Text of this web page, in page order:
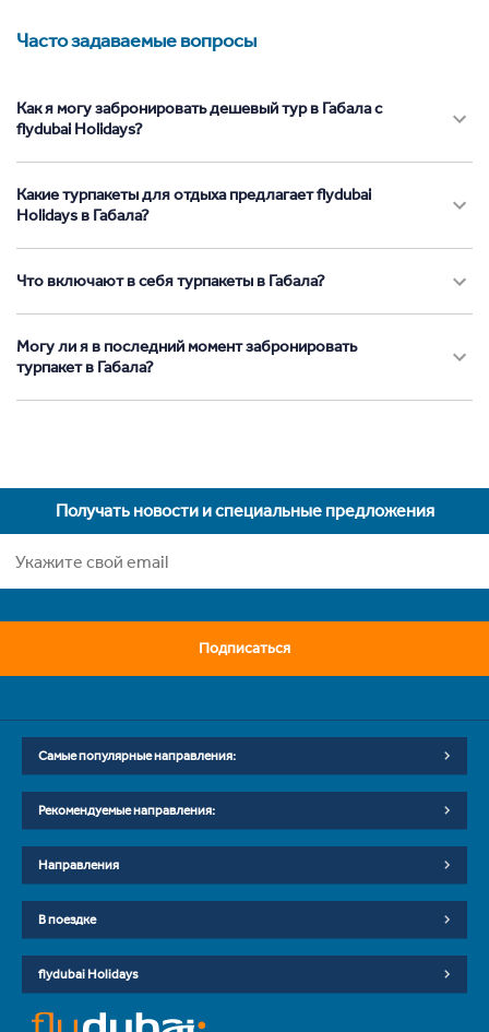
Часто задаваемые вопросы
Как я могу забронировать дешевый тур в Габала с
flydubai Holidays?
Какие турпакеты для отдыха предлагает flydubai
Holidays в Габала?
Что включают в себя турпакеты в Габала?
Могу ли я в последний момент забронировать
турпакет в Габала?
Получать новости и специальные предложения
Подписаться
Самые популярные направления:
Рекомендуемые направления:
Направления
В поездке
flydubai Holidays